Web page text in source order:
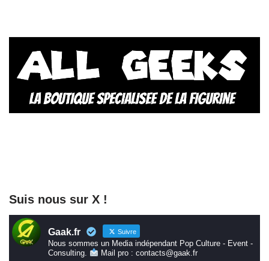
Suis nous sur X !
Gaak.fr Suivre
Nous sommes un Media indépendant Pop Culture - Event -
Consulting.
Mail pro : contacts@gaak.fr